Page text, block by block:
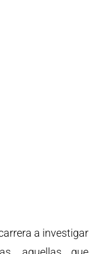
a investigar